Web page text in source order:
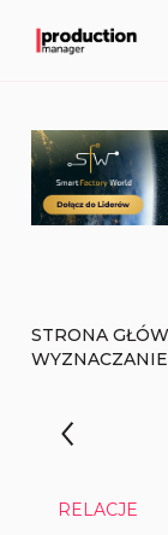
STRONA
RELACJE